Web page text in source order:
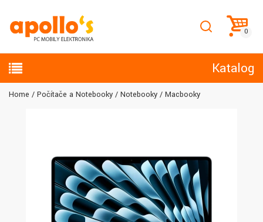
Katalog
Home Počítače a Notebooky Notebooky Macbooky